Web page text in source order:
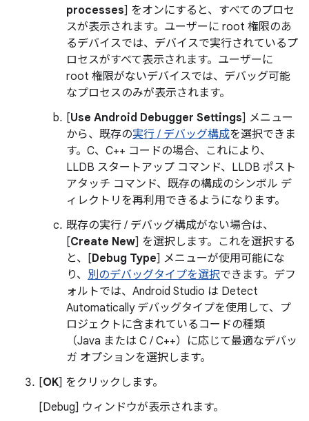
processes] をオンにすると、すべてのプロセ
スが表示されます。ユーザーに root 権限のあ
るデバイスでは、デバイスで実行されているプ
ロセスがすべて表示されます。ユーザーに
root 権限がないデバイスでは、デバッグ可能
なプロセスのみが表示されます。
[Use Android Debugger Settings] メニュー
から、既存の実行 / デバッグ構成を選択できま
す。C、C++ コードの場合、これにより、
LLDB スタートアップ コマンド、LLDB ポスト
アタッチ コマンド、既存の構成のシンボル デ
ィレクトリを再利用できるようになります。
既存の実行 / デバッグ構成がない場合は、
[Create New] を選択します。これを選択する
と、[Debug Type] メニューが使用可能にな
り、 別のデバッグタイプを選択できます。デフ
ォルトでは、Android Studio は Detect
Automatically デバッグタイプを使用して、プ
ロジェクトに含まれているコードの種類
（Java または C / C++）に応じて最適なデバッ
ガ オプションを選択します。
[OK] をクリックします。
[Debug] ウィンドウが表示されます。